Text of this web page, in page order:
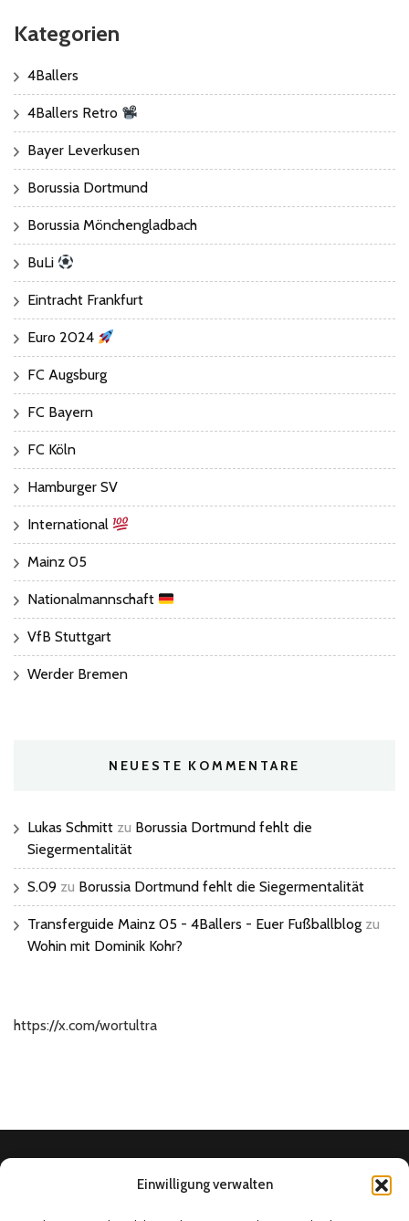
Einwilligung verwalten
Kategorien
4Ballers
4Ballers Retro
Bayer Leverkusen
Borussia Dortmund
Borussia Mönchengladbach
BuLi
Eintracht Frankfurt
Euro 2024
FC Augsburg
FC Bayern
FC Köln
Hamburger SV
International
Mainz 05
Nationalmannschaft
VfB Stuttgart
Werder Bremen
NEUESTE KOMMENTARE
Lukas Schmitt zu Borussia Dortmund fehlt die
Siegermentalität
S.09 zu Borussia Dortmund fehlt die Siegermentalität
Transferguide Mainz 05 - 4Ballers - Euer Fußballblog zu
Wohin mit Dominik Kohr?
https://x.com/wortultra